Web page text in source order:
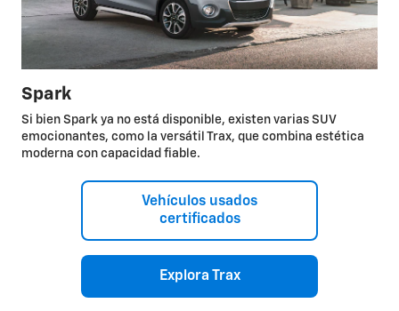
Spark
Si bien Spark ya no está disponible, existen varias SUV
emocionantes, como la versátil Trax, que combina estética
moderna con capacidad fiable.
Vehículos usados
certificados
Explora Trax